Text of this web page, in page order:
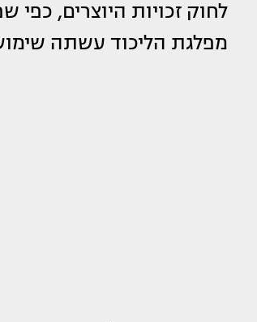
לחוק זכויות היוצרים, כפי
מפלגת הליכוד עשתה